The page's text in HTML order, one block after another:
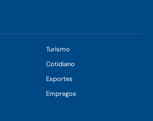
Turismo
Cotidiano
Esportes
Empregos